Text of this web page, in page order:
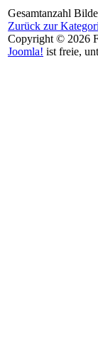
Gesamtanzahl
Zurück zur
Copyright © 2026
Joomla! ist freie,